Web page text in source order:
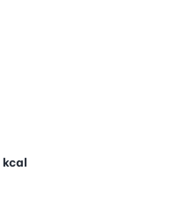
kcal
1 von 5
Betty Skala Info